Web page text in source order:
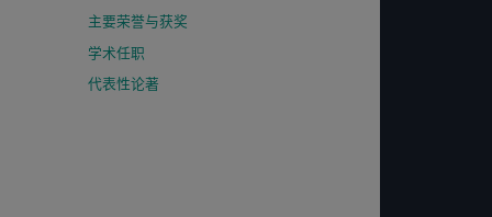
主要荣誉与获奖
学术任职
代表性论著